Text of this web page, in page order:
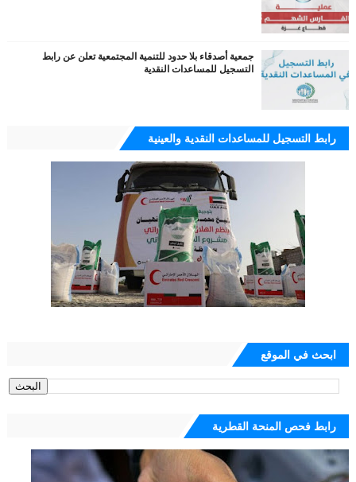
جمعية أصدقاء بلا حدود للتنمية المجتمعية تعلن عن رابط
التسجيل للمساعدات النقدية
رابط التسجيل للمساعدات النقدية والعينية
ابحث في الموقع
رابط فحص المنحة القطرية